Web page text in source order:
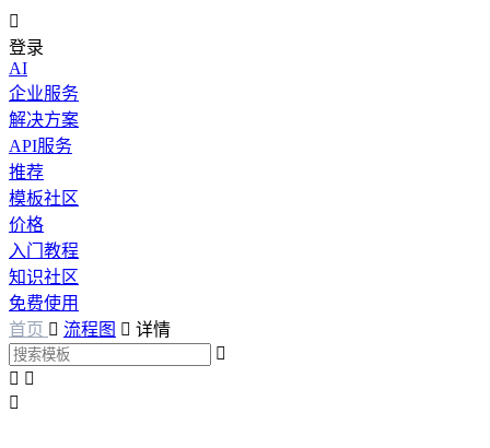

登录
AI
企业服务
解决方案
API服务
推荐
模板社区
价格
入门教程
知识社区
免费使用
首页  流程图  详情

 
